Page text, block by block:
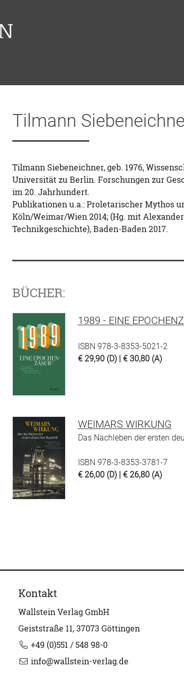
Tilmann
Tilmann Siebeneichner, geb. 1976,
Universität zu Berlin. Forschungen zur
im 20. Jahrhundert.
Publikationen u.a.: Proletarischer Mythos
Köln/Weimar/Wien 2014; (Hg. mit
Technikgeschichte), Baden-Baden 2017.
BÜCHER:
1989 - EINE
ISBN 978-3-8353-5021-2
€ 29,90 (D) | € 30,80 (A)
WEIMARS WIRKUNG
Das Nachleben der ersten
ISBN 978-3-8353-3781-7
€ 26,00 (D) | € 26,80 (A)
Kontakt
Wallstein Verlag GmbH
Geiststraße 11, 37073 Göttingen
+49 (0)551 / 548 98-0
info@wallstein-verlag.de